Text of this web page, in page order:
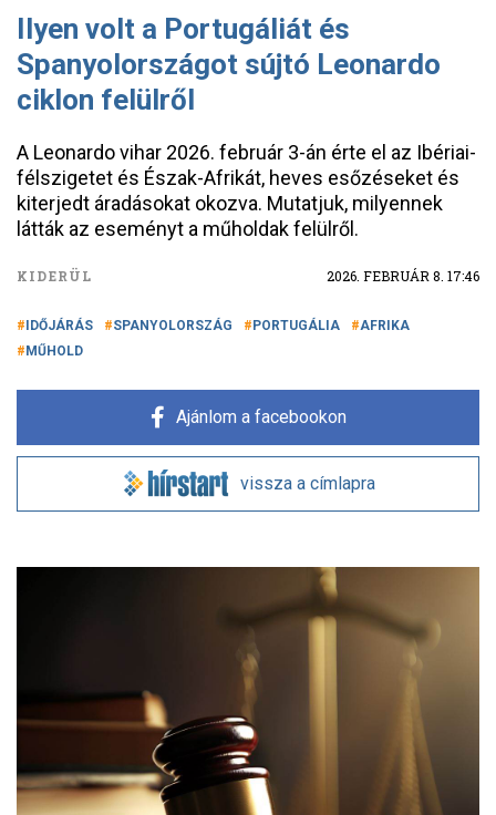
Ilyen volt a Portugáliát és
Spanyolországot sújtó Leonardo
ciklon felülről
A Leonardo vihar 2026. február 3-án érte el az Ibériai-
félszigetet és Észak-Afrikát, heves esőzéseket és
kiterjedt áradásokat okozva. Mutatjuk, milyennek
látták az eseményt a műholdak felülről.
KIDERÜL 2026. FEBRUÁR 8. 17:46
IDŐJÁRÁS SPANYOLORSZÁG PORTUGÁLIA
AFRIKA
MŰHOLD
Ajánlom a facebookon
vissza a címlapra